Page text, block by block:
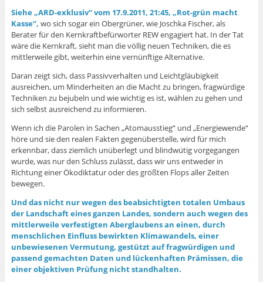
Siehe „ARD-exklusiv“ vom 17.9.2011, 21:45, „Rot-grün macht
Kasse“, wo sich sogar ein Obergrüner, wie Joschka Fischer, als
Berater für den Kernkraftbefürworter REW engagiert hat. In der Tat
wäre die Kernkraft, sieht man die völlig neuen Techniken, die es
mittlerweile gibt, weiterhin eine vernünftige Alternative.
Daran zeigt sich, dass Passivverhalten und Leichtgläubigkeit
ausreichen, um Minderheiten an die Macht zu bringen, fragwürdige
Techniken zu bejubeln und wie wichtig es ist, wählen zu gehen und
sich selbst ausreichend zu informieren.
Wenn ich die Parolen in Sachen „Atomausstieg“ und „Energiewende“
höre und sie den realen Fakten gegenüberstelle, wird für mich
erkennbar, dass ziemlich unüberlegt und blindwütig vorgegangen
wurde, was nur den Schluss zulässt, dass wir uns entweder in
Richtung einer Ökodiktatur oder des größten Flops aller Zeiten
bewegen.
Und das nicht nur wegen des beabsichtigten totalen Umbaus
der Landschaft eines ganzen Landes, sondern auch wegen des
mittlerweile verfestigten Aberglaubens an einen, durch
menschlichen Einfluss bewirkten Klimawandels, einer
unbewiesenen Vermutung, gestützt auf fragwürdigen und
passend gemachten Daten und lückenhaften Prämissen, die
einer objektiven Prüfung nicht standhalten.